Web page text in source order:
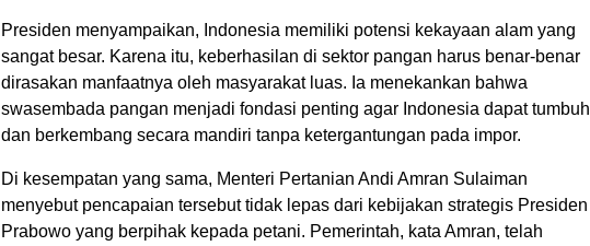
Presiden menyampaikan, Indonesia memiliki potensi kekayaan alam yang
sangat besar. Karena itu, keberhasilan di sektor pangan harus benar-benar
dirasakan manfaatnya oleh masyarakat luas. Ia menekankan bahwa
swasembada pangan menjadi fondasi penting agar Indonesia dapat tumbuh
dan berkembang secara mandiri tanpa ketergantungan pada impor.
Di kesempatan yang sama, Menteri Pertanian Andi Amran Sulaiman
menyebut pencapaian tersebut tidak lepas dari kebijakan strategis Presiden
Prabowo yang berpihak kepada petani. Pemerintah, kata Amran, telah